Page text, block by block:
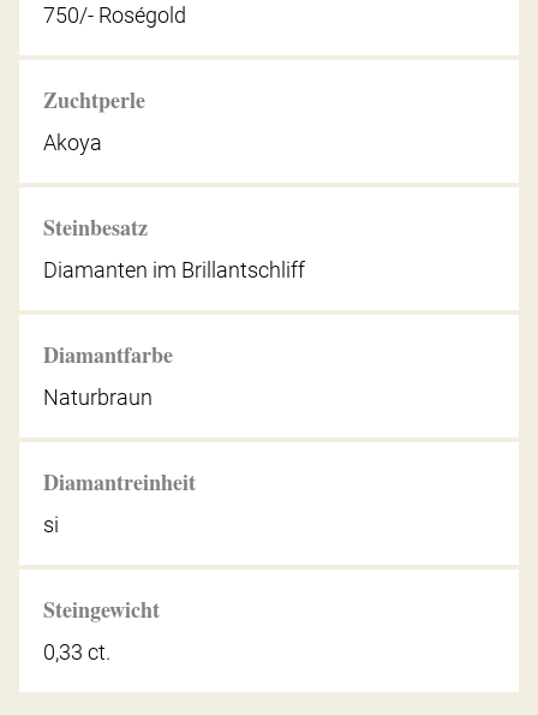
750/- Roségold
Zuchtperle
Akoya
Steinbesatz
Diamanten im Brillantschliff
Diamantfarbe
Naturbraun
Diamantreinheit
si
Steingewicht
0,33 ct.